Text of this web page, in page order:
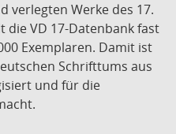
verlegten Werke des 17.
die VD 17-Datenbank fast
Exemplaren. Damit ist
Schrifttums aus
und für die